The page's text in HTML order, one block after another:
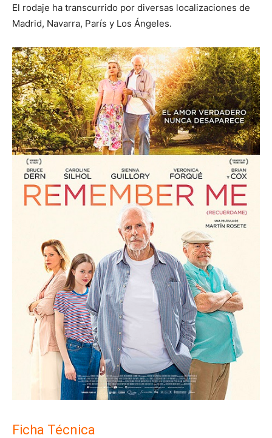
El rodaje ha transcurrido por diversas localizaciones de
Madrid, Navarra, París y Los Ángeles.
Ficha Técnica